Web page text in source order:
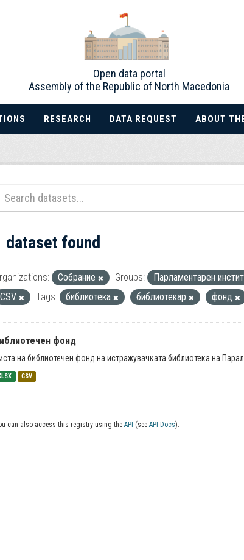
Open data portal
Assembly of the Republic of North Macedonia
RESEARCH DATA REQUEST ABOUT
dataset found
Собрание Groups: Парламентарен
CSV
Tags: библиотека библиотекар фонд
фонд
на библиотечен фонд на истражувачката библиотека на
CSV
can also access this registry using the API (see API Docs).